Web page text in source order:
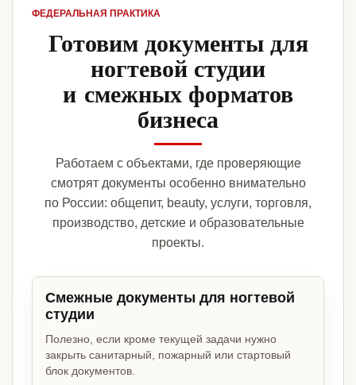
ФЕДЕРАЛЬНАЯ ПРАКТИКА
Готовим документы для
ногтевой студии
и смежных форматов
бизнеса
Работаем с объектами, где проверяющие
смотрят документы особенно внимательно
по России: общепит, beauty, услуги, торговля,
производство, детские и образовательные
проекты.
Смежные документы для ногтевой
студии
Полезно, если кроме текущей задачи нужно
закрыть санитарный, пожарный или стартовый
блок документов.